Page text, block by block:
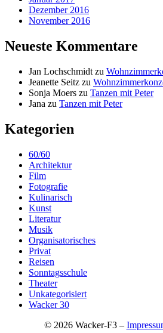
Dezember 2016
November 2016
Neueste Kommentare
Jan Lochschmidt zu
Jeanette Seitz zu
Sonja Moers zu Tanzen mit Peter
Jana zu Tanzen mit Peter
Kategorien
60/60
Architektur
Film
Fotografie
Kulinarisch
Kunst
Literatur
Musik
Organisatorisches
Privat
Reisen
Sonntagsschule
Theater
Unkategorisiert
Wacker 30
© 2026 Wacker-F3 –